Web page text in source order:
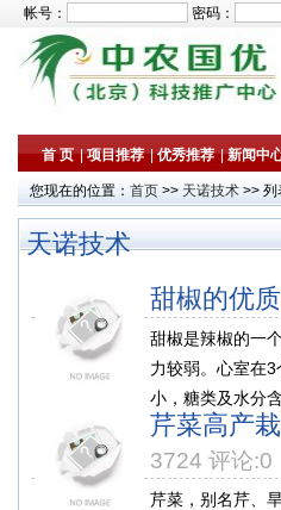
帐号： 密码：
首 页 |项目推荐 |优秀推荐 |新闻中
您现在的位置： 首页 >> 天诺技术 >> 列
天诺技术
甜椒的优
甜椒是辣椒的一
力较弱。心室在
小，糖类及水
芹菜高产
3724 评论:0
芹菜，别名芹、